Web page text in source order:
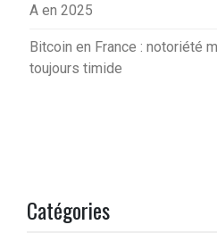
A en 2025
Bitcoin en France : notoriété
toujours timide
Catégories